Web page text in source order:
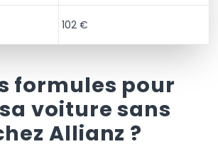
102 €
formules pour
voiture sans
Allianz ?